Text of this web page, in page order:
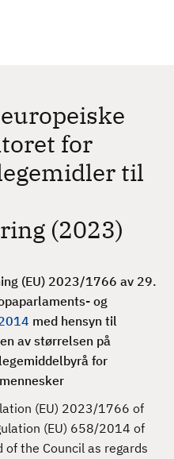
for
til
(2023)
(EU) 2023/1766 av 29.
og
med hensyn til
av størrelsen på
for
(EU) 2023/1766 of
(EU) 658/2014 of
the Council as regards